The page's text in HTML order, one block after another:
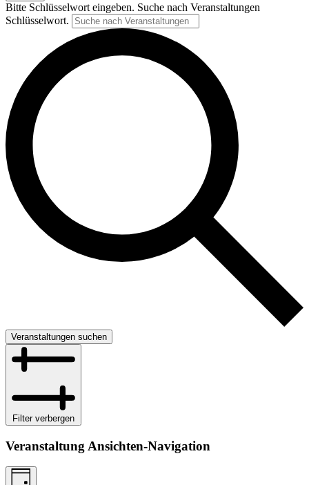
Bitte Schlüsselwort eingeben. Suche nach Veranstaltungen
Schlüsselwort.
Veranstaltungen suchen
Filter verbergen
Veranstaltung Ansichten-Navigation